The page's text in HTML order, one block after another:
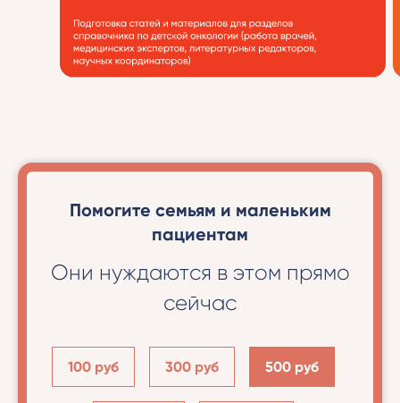
Помогите семьям и маленьким
пациентам
Они нуждаются в этом прямо
сейчас
100 руб 300 руб 500 руб